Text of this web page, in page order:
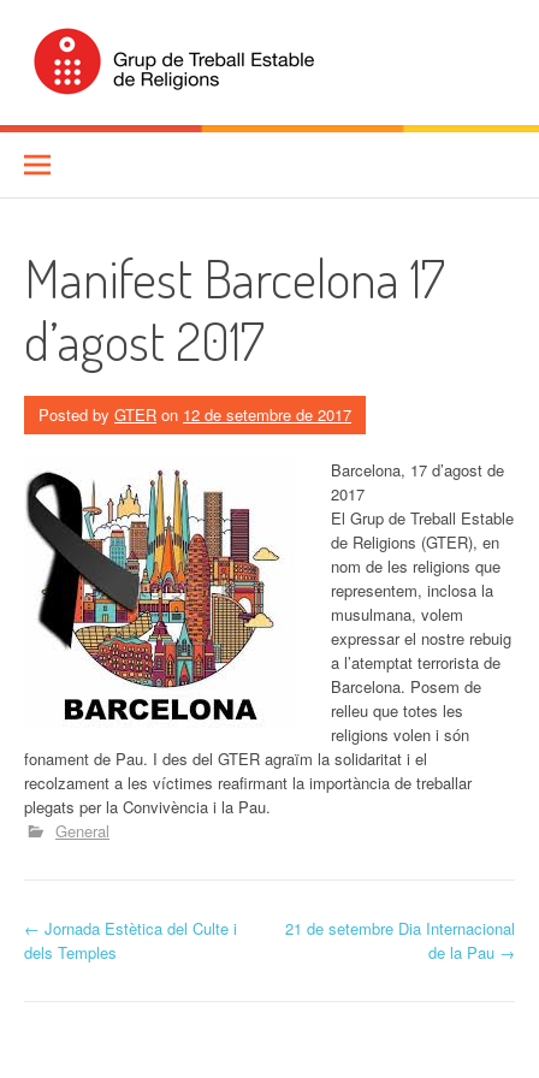
content
Grup de Treball Estable de
Religions (GTER)
Manifest Barcelona 17
d’agost 2017
Posted by GTER on 12 de setembre de 2017
Barcelona, 17 d’agost de
2017
El Grup de Treball Estable
de Religions (GTER), en
nom de les religions que
representem, inclosa la
musulmana, volem
expressar el nostre rebuig
a l’atemptat terrorista de
Barcelona. Posem de
relleu que totes les
religions volen i són
fonament de Pau. I des del GTER agraïm la solidaritat i el
recolzament a les víctimes reafirmant la importància de treballar
plegats per la Convivència i la Pau.
General
P
← Jornada Estètica del Culte i
dels Temples
21 de setembre Dia Internacional
de la Pau →